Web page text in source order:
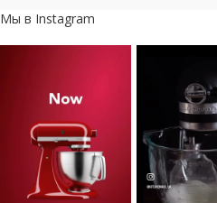
Мы в Instagram